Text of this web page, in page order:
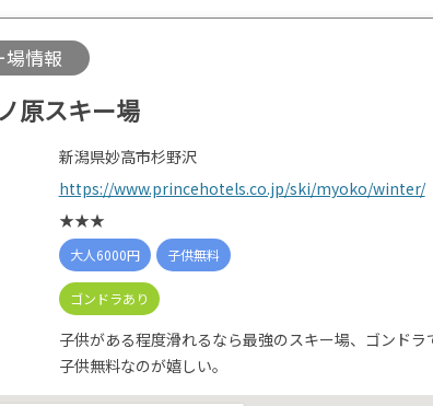
場情報
原スキー場
新潟県妙高市杉野沢
https://www.princehotels.co.jp/ski/myoko/winter/
★★★
大人6000円 子供無料
ゴンドラあり
子供がある程度滑れるなら最強のスキー場、ゴンド
子供無料なのが嬉しい。